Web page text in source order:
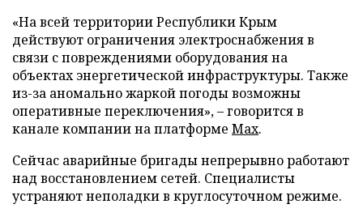
«На всей территории Республики Крым
действуют ограничения электроснабжения в
связи с повреждениями оборудования на
объектах энергетической инфраструктуры. Также
из-за аномально жаркой погоды возможны
оперативные переключения», – говорится в
канале компании на платформе Max.
Сейчас аварийные бригады непрерывно работают
над восстановлением сетей. Специалисты
устраняют неполадки в круглосуточном режиме.